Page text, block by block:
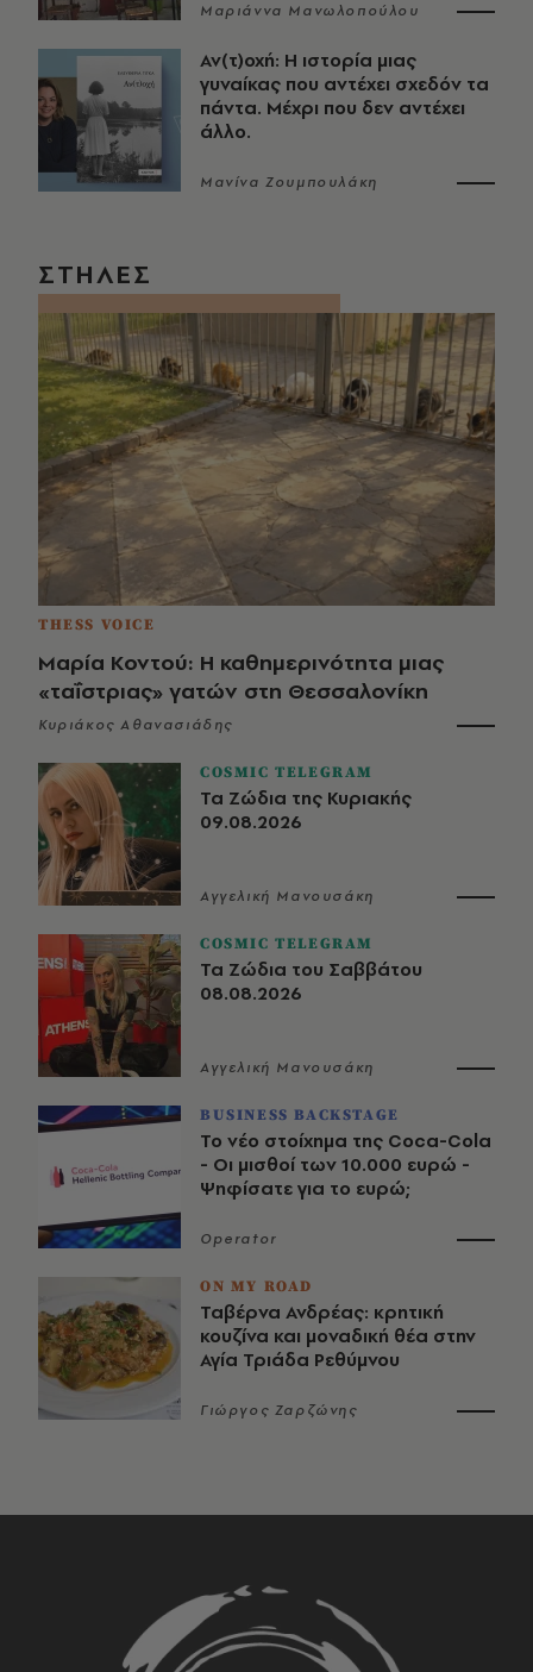
Μαριάννα Μανωλοπούλου
Αν(τ)οχή: Η ιστορία μιας
γυναίκας που αντέχει σχεδόν τα
πάντα. Μέχρι που δεν αντέχει
άλλο.
Μανίνα Ζουμπουλάκη
ΣΤΗΛΕΣ
THESS VOICE
Μαρία Κοντού: Η καθημερινότητα μιας
«ταΐστριας» γατών στη Θεσσαλονίκη
Κυριάκος Αθανασιάδης
COSMIC TELEGRAM
Τα Ζώδια της Κυριακής
09.08.2026
Αγγελική Μανουσάκη
COSMIC TELEGRAM
Τα Ζώδια του Σαββάτου
08.08.2026
Αγγελική Μανουσάκη
BUSINESS BACKSTAGE
Το νέο στοίχημα της Coca-Cola
- Οι μισθοί των 10.000 ευρώ -
Ψηφίσατε για το ευρώ;
Operator
ON MY ROAD
Ταβέρνα Ανδρέας: κρητική
κουζίνα και μοναδική θέα στην
Αγία Τριάδα Ρεθύμνου
Γιώργος Ζαρζώνης